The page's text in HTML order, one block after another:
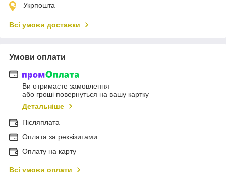
Укрпошта
Всі умови доставки
Умови оплати
Ви отримаєте замовлення
або гроші повернуться на вашу картку
Детальніше
Післяплата
Оплата за реквізитами
Оплату на карту
Всі умови оплати